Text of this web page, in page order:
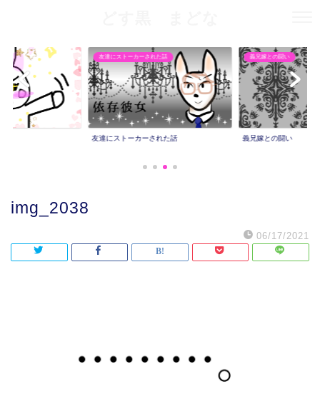
友達にストーカーされた話
友達にストーカーされた話
義兄嫁との闘い
義兄嫁との闘い
img_2038
06/17/2021